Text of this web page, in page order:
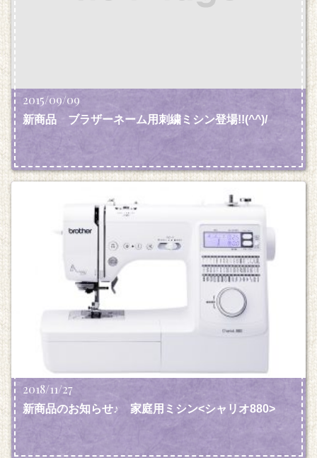
2015/09/09
新商品 ブラザーネーム用刺繍ミシン登場!!(^^)/
2018/11/27
新商品のお知らせ♪ 家庭用ミシン<シャリオ880>